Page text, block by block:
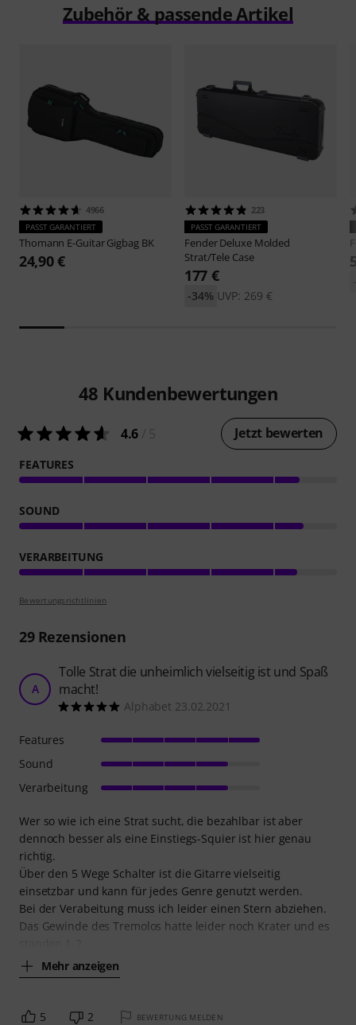
Zubehör & passende Artikel
4966
PASST GARANTIERT
Thomann E-Guitar Gigbag BK
24,90 €
223
PASST GARANTIERT
FenderDeluxe Molded
Strat/Tele Case
177 €
UVP: 269 €
-34%
48 Kundenbewertungen
4.6 Jetzt bewerten
FEATURES
SOUND
VERARBEITUNG
Bewertungsrichtlinien
29Rezensionen
A
Tolle Strat die unheimlich vielseitig ist und Spaß
macht!
Alphabet 23.02.2021
Wer so wie ich eine Strat sucht, die bezahlbar ist aber
dennoch besser als eine Einstiegs-Squier ist hier genau
richtig.
Über den 5 Wege Schalter ist die Gitarre vielseitig
einsetzbar und kann für jedes Genre genutzt werden.
Bei der Verabeitung muss ich leider einen Stern abziehen.
Das Gewinde des Tremolos hatte leider noch Krater und es
Mehr anzeigen
Features
Sound
Verarbeitung
5 2 BEWERTUNG MELDEN